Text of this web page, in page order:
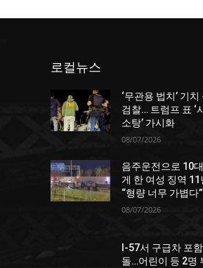
로컬뉴스
‘무관용 법치’ 기
검찰… 트럼프 표 ‘
소탕’ 가시화
08/07/2026
음주운전으로 10
게 한 여성 징역
“형량 너무 가볍다”
08/07/2026
I-57서 구급차 포
돌…어린이 등 2명